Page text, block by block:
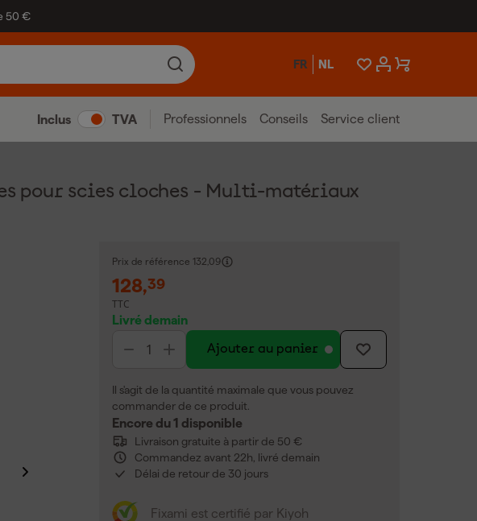
50 €
FR NL
Inclus TVA Professionnels Conseils Service client
pour scies cloches - Multi-matériaux
Prix de référence 132,09
128,39
TTC
Livré demain
Ajouter au panier
Il s'agit de la quantité maximale que vous pouvez
commander de ce produit.
Encore du 1 disponible
Livraison gratuite à partir de 50 €
Commandez avant 22h, livré demain
Délai de retour de 30 jours
Fixami est certifié par Kiyoh